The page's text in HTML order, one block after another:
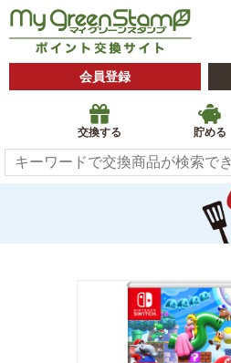
会員登録
交換する 貯める